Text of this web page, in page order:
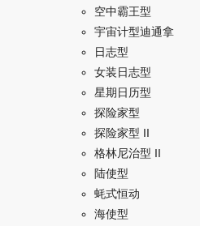
空中霸王型
宇宙计型迪通拿
日志型
女装日志型
星期日历型
探险家型
探险家型 II
格林尼治型 II
陆使型
蚝式恒动
海使型